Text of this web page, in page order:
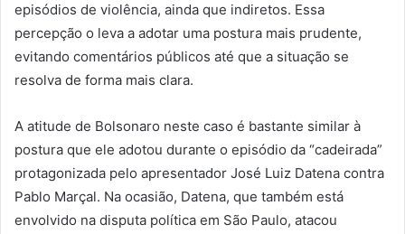
episódios de violência, ainda que indiretos. Essa
percepção o leva a adotar uma postura mais prudente,
evitando comentários públicos até que a situação se
resolva de forma mais clara.
A atitude de Bolsonaro neste caso é bastante similar à
postura que ele adotou durante o episódio da “cadeirada”
protagonizada pelo apresentador José Luiz Datena contra
Pablo Marçal. Na ocasião, Datena, que também está
envolvido na disputa política em São Paulo, atacou